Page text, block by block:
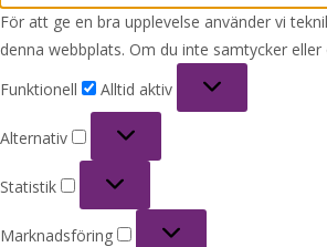
För att ge en bra upplevelse använder vi
denna webbplats. Om du inte samtycker
Funktionell
Alltid aktiv
Alternativ
Statistik
Marknadsföring